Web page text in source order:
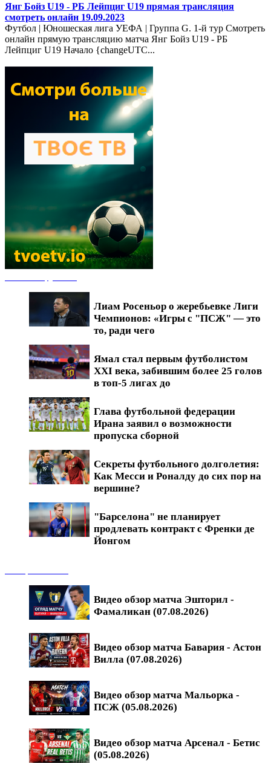
Янг Бойз U19 - РБ Лейпциг U19 прямая трансляция
смотреть онлайн 19.09.2023
Футбол | Юношеская лига УЕФА | Группа G. 1-й тур Смотреть
онлайн прямую трансляцию матча Янг Бойз U19 - РБ
Лейпциг U19 Начало {changeUTC...
Лиам Росеньор о жеребьевке Лиги
Чемпионов: «Игры с "ПСЖ" — это
то, ради чего
Ямал стал первым футболистом
XXI века, забившим более 25 голов
в топ-5 лигах до
Глава футбольной федерации
Ирана заявил о возможности
пропуска сборной
Секреты футбольного долголетия:
Как Месси и Роналду до сих пор на
вершине?
"Барселона" не планирует
продлевать контракт с Френки де
Йонгом
Видео обзор матча Эшторил -
Фамаликан (07.08.2026)
Видео обзор матча Бавария - Астон
Вилла (07.08.2026)
Видео обзор матча Мальорка -
ПСЖ (05.08.2026)
Видео обзор матча Арсенал - Бетис
(05.08.2026)